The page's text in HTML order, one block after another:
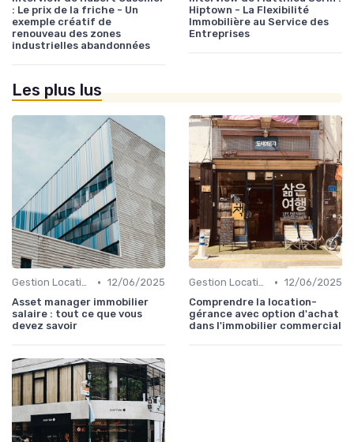
: Le prix de la friche - Un
exemple créatif de
renouveau des zones
industrielles abandonnées
Hiptown - La Flexibilité
Immobilière au Service des
Entreprises
Les plus lus
Gestion Locative et Asset Management • 12/06/2025
Asset manager immobilier
salaire : tout ce que vous
devez savoir
Gestion Locative et Asset Management • 12/06/2025
Comprendre la location-
gérance avec option d'achat
dans l'immobilier commercial